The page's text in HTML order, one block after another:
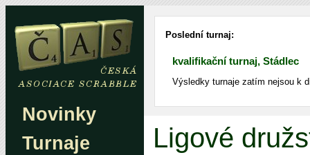
Novinky
Turnaje
Poslední turnaj:
kvalifikační turnaj, Stádlec
Výsledky turnaje zatím nejsou k
Ligové